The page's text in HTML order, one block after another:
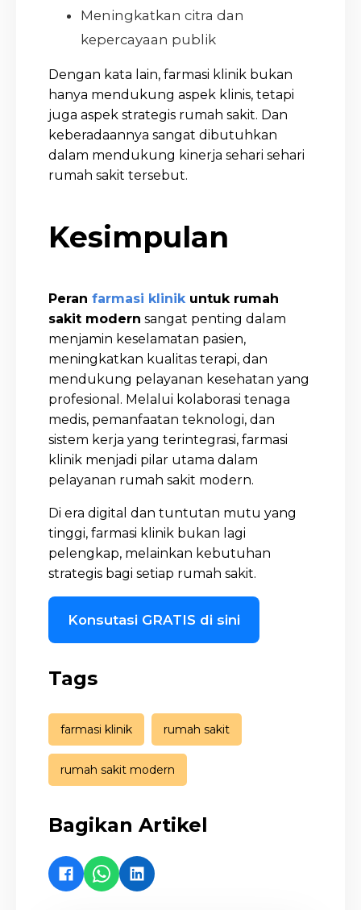
Meningkatkan citra dan
kepercayaan publik
Dengan kata lain, farmasi klinik bukan
hanya mendukung aspek klinis, tetapi
juga aspek strategis rumah sakit. Dan
keberadaannya sangat dibutuhkan
dalam mendukung kinerja sehari sehari
rumah sakit tersebut.
Kesimpulan
Peran farmasi klinik untuk rumah
sakit modern sangat penting dalam
menjamin keselamatan pasien,
meningkatkan kualitas terapi, dan
mendukung pelayanan kesehatan yang
profesional. Melalui kolaborasi tenaga
medis, pemanfaatan teknologi, dan
sistem kerja yang terintegrasi, farmasi
klinik menjadi pilar utama dalam
pelayanan rumah sakit modern.
Di era digital dan tuntutan mutu yang
tinggi, farmasi klinik bukan lagi
pelengkap, melainkan kebutuhan
strategis bagi setiap rumah sakit.
Konsutasi GRATIS di sini
Tags
farmasi klinik rumah sakit
rumah sakit modern
Bagikan Artikel